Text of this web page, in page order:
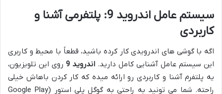
سیستم عامل اندروید 9: پلتفرمی آشنا و
کاربردی
اگه با گوشی های اندرویدی کار کرده باشید، قطعاً با محیط و کاربری
این سیستم عامل آشنایی کامل دارید. اندروید 9
روی این تلویزیون،
یه پلتفرم آشنا و کاربردی رو ارائه میده که کار کردن باهاش خیلی
راحته. شما می تونید به راحتی به گوگل پلی استور (Google Play